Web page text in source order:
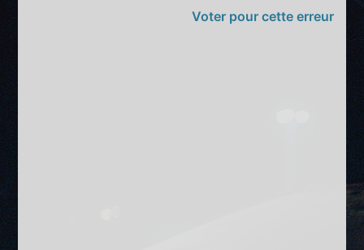
Voter pour cette erreur